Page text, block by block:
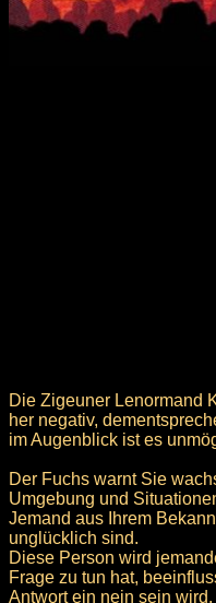
Die Zigeuner Lenormand
her negativ,
im Augenblick ist es
Der Fuchs warnt Sie
Umgebung und
Jemand aus Ihrem
unglücklich sind.
Diese Person wird
Frage zu tun hat,
Antwort ein nein sein wird.